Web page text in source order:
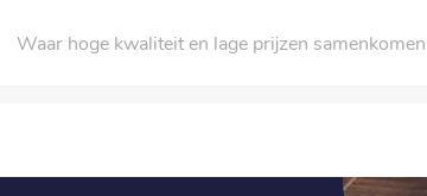
Waar hoge kwaliteit en lage prijzen samenkomen